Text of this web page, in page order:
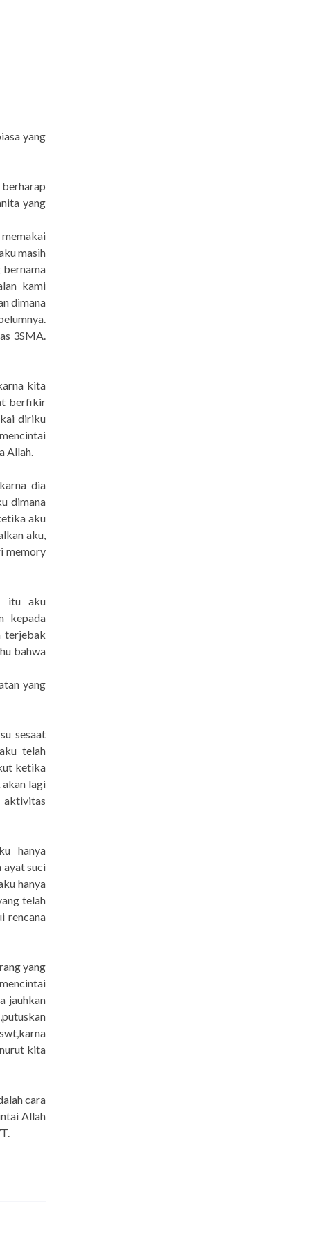
yang
yang
masih
bernama
kami
dimana
3SMA.
kita
berfikir
diriku
Allah.
dia
dimana
aku
aku,
memory
itu aku
kepada
terjebak
bahwa
yang
sesaat
telah
ketika
akan lagi
aktivitas
hanya
ayat suci
hanya
telah
rencana
yang
jauhkan
kita
cara
Allah